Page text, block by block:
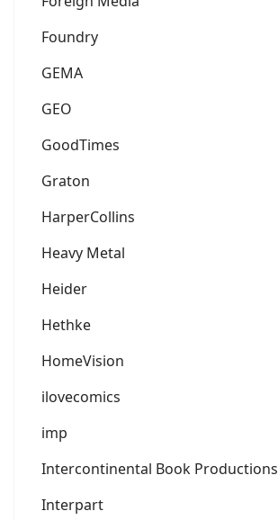
Foundry
GEMA
GEO
GoodTimes
Graton
HarperCollins
Heavy Metal
Heider
Hethke
HomeVision
ilovecomics
imp
Intercontinental Book Productions
Interpart